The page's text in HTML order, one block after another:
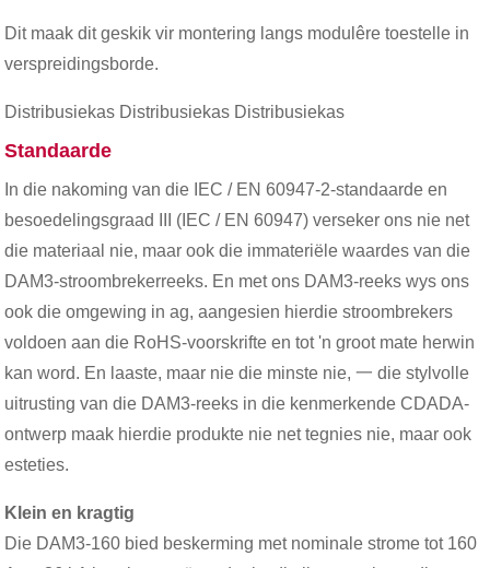
Dit maak dit geskik vir montering langs modulêre toestelle in
verspreidingsborde.
Distribusiekas Distribusiekas Distribusiekas
Standaarde
In die nakoming van die IEC / EN 60947-2-standaarde en
besoedelingsgraad III (IEC / EN 60947) verseker ons nie net
die materiaal nie, maar ook die immateriële waardes van die
DAM3-stroombrekerreeks. En met ons DAM3-reeks wys ons
ook die omgewing in ag, aangesien hierdie stroombrekers
voldoen aan die RoHS-voorskrifte en tot 'n groot mate herwin
kan word. En laaste, maar nie die minste nie, 一 die stylvolle
uitrusting van die DAM3-reeks in die kenmerkende CDADA-
ontwerp maak hierdie produkte nie net tegnies nie, maar ook
esteties.
Klein en kragtig
Die DAM3-160 bied beskerming met nominale strome tot 160